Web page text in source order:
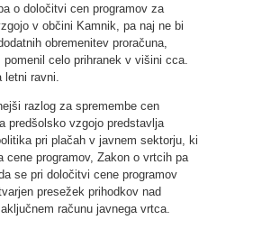
o določitvi cen programov za
v občini Kamnik, pa naj ne bi
obremenitev proračuna,
pomenil celo prihranek v višini cca.
letni ravni.
razlog za spremembe cen
predšolsko vzgojo predstavlja
pri plačah v javnem sektorju, ki
cene programov, Zakon o vrtcih pa
se pri določitvi cene programov
presežek prihodkov nad
računu javnega vrtca.